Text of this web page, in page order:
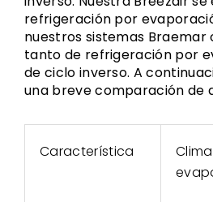
refrigeración por
nuestros sistemas
tanto de refrigeración por
de ciclo inverso. A
una breve comparación de
Característica